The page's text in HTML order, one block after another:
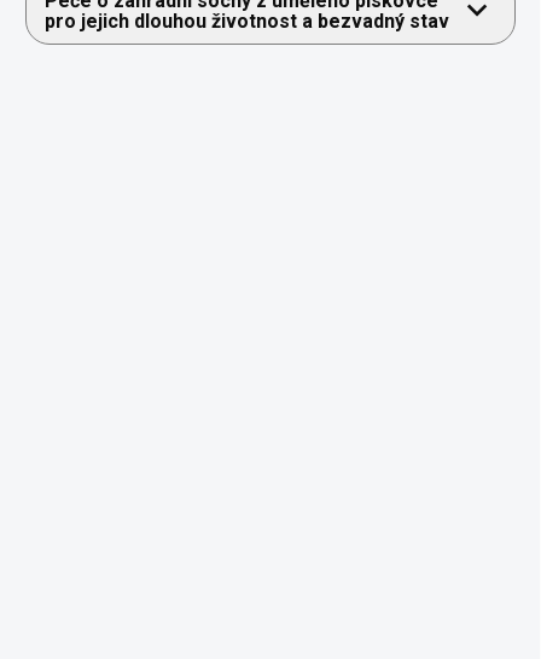
pro jejich dlouhou životnost a bezvadný stav